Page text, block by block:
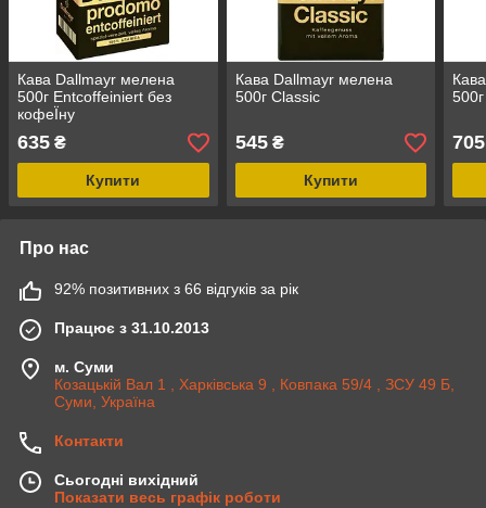
Кава Dallmayr мелена
500г Entcoffeiniert без
кофеЇну
635 ₴
Купити
Кава Dallmayr мелена
500г Classic
545₴
Купити
705
Про нас
92% позитивних з 66 відгуків за рік
Працює з 31.10.2013
м. Суми
Козацькій Вал 1 , Харківська 9 , Ковпака 59/4 , ЗСУ 49 Б,
Суми, Україна
Контакти
Сьогодні вихідний
Показати весь графік роботи